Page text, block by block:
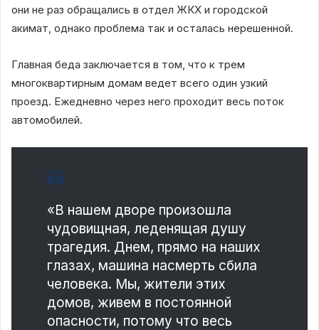
они не раз обращались в отдел ЖКХ и городской
акимат, однако проблема так и осталась нерешенной.
Главная беда заключается в том, что к трем
многоквартирным домам ведет всего один узкий
проезд. Ежедневно через него проходит весь поток
автомобилей.
«В нашем дворе произошла
чудовищная, леденящая душу
трагедия. Днем, прямо на наших
глазах, машина насмерть сбила
человека. Мы, жители этих
домов, живем в постоянной
опасности, потому что весь